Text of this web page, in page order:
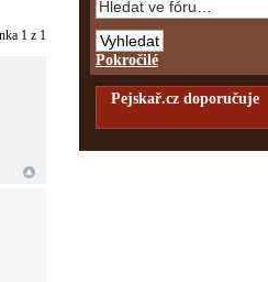
1 z 1
Pokročilé
Pejskař.cz doporučuje